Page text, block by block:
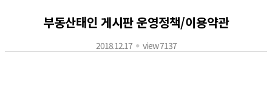
부동산태인 게시판 운영정책/이용약관
2018.12.17 view 7137